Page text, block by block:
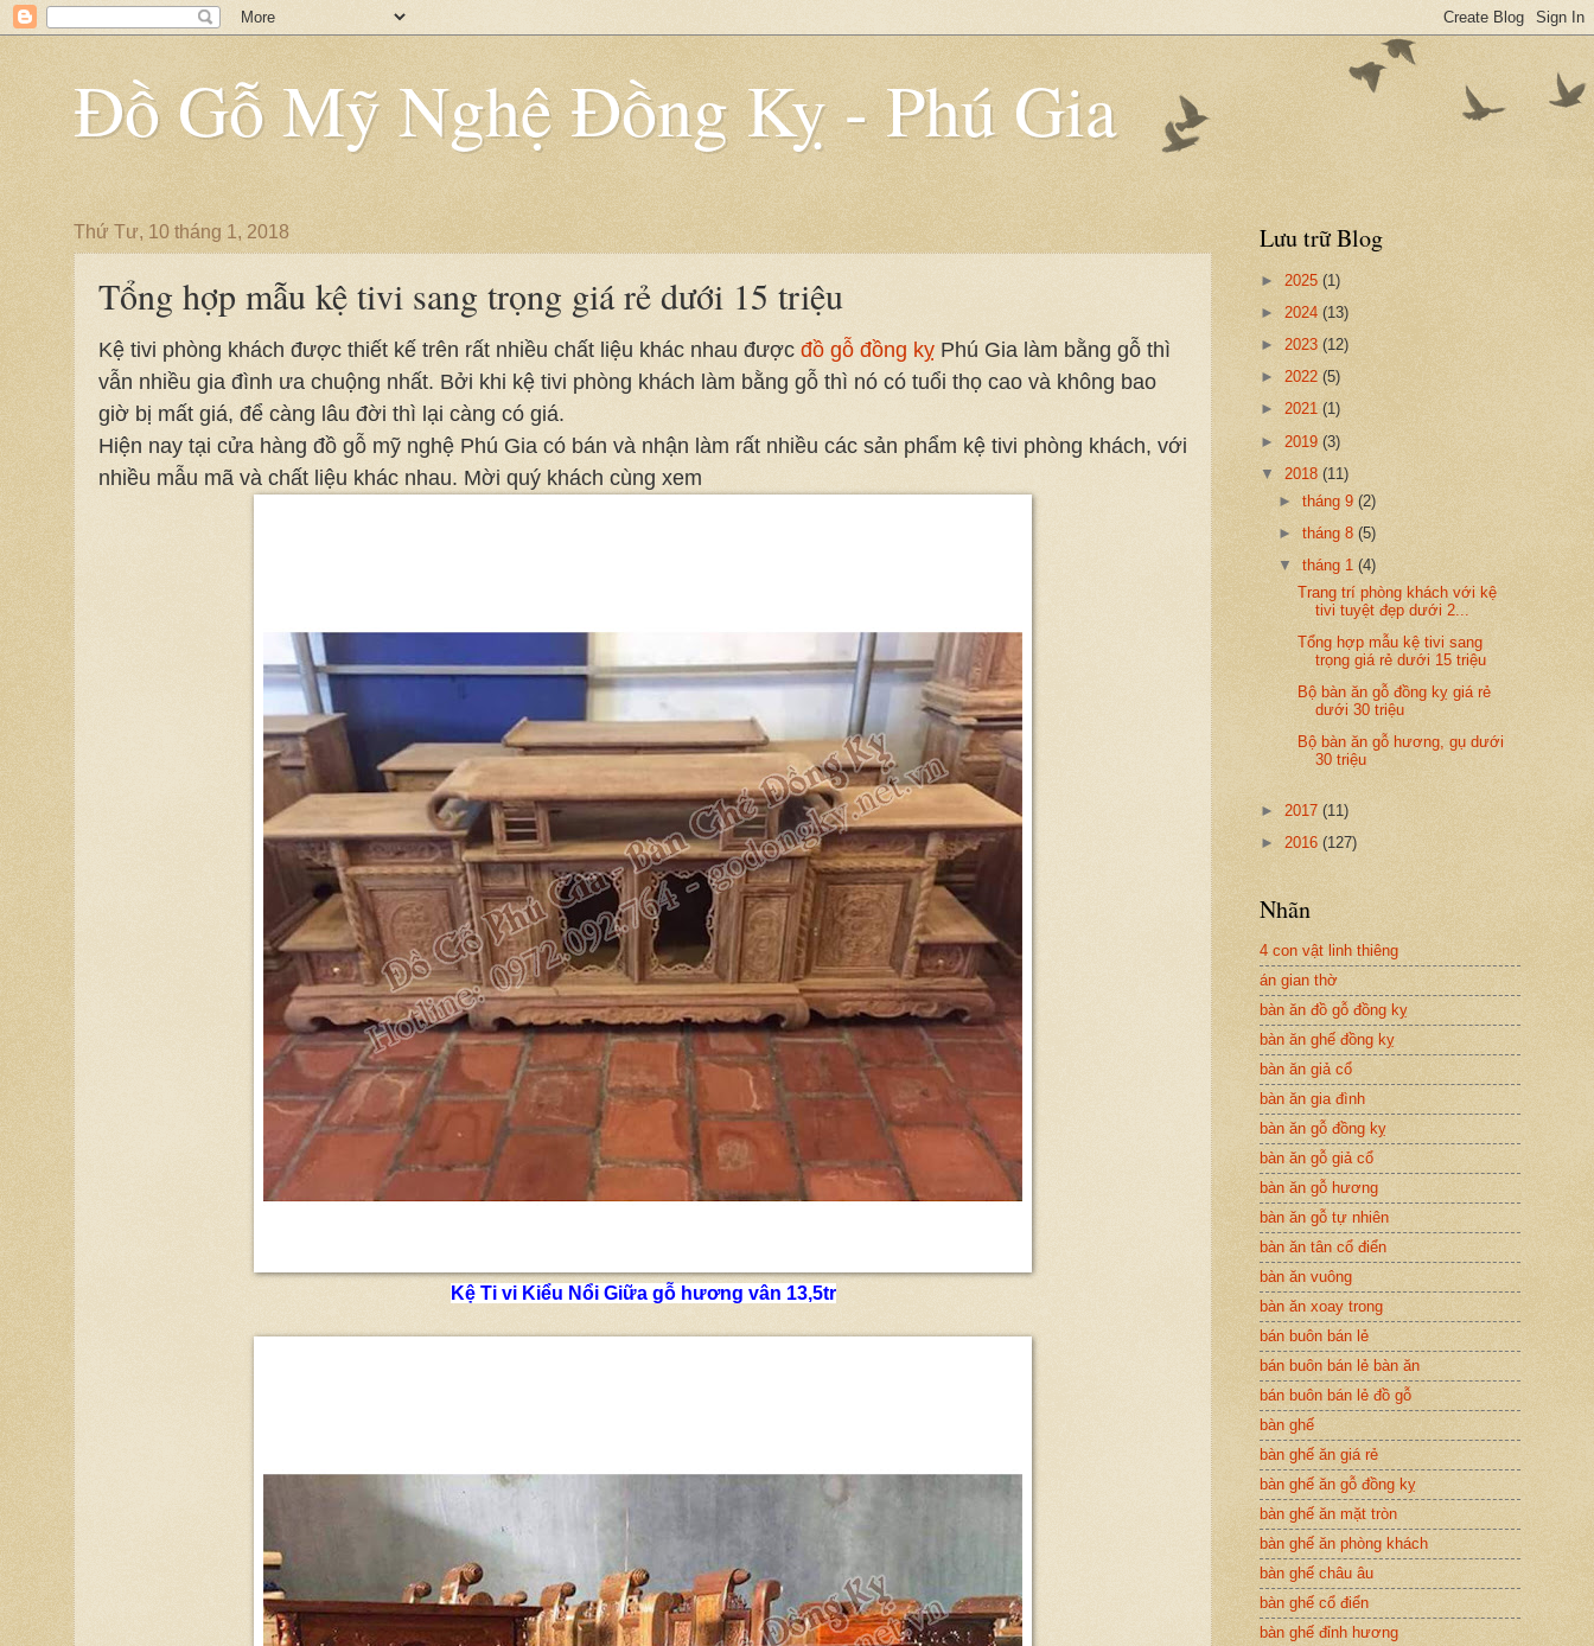
Đồ Gỗ Mỹ Nghệ Đồng Kỵ - Phú Gia
Thứ Tư, 10 tháng 1, 2018
Tổng hợp mẫu kệ tivi sang trọng giá rẻ dưới 15 triệu
Kệ tivi phòng khách được thiết kế trên rất nhiều chất liệu khác nhau được đồ gỗ đồng kỵ Phú Gia làm bằng gỗ thì
vẫn nhiều gia đình ưa chuộng nhất. Bởi khi kệ tivi phòng khách làm bằng gỗ thì nó có tuổi thọ cao và không bao
giờ bị mất giá, để càng lâu đời thì lại càng có giá.
Hiện nay tại cửa hàng đồ gỗ mỹ nghệ Phú Gia có bán và nhận làm rất nhiều các sản phẩm kệ tivi phòng khách, với
nhiều mẫu mã và chất liệu khác nhau. Mời quý khách cùng xem
Kệ Ti vi Kiểu Nổi Giữa gỗ hương vân 13,5tr
Lưu trữ Blog
► 2025 (1)
► 2024 (13)
► 2023 (12)
► 2022 (5)
► 2021 (1)
► 2019 (3)
▼ 2018 (11)
►tháng 9(2)
►tháng 8(5)
▼tháng 1(4)
Trang trí phòng khách với kệ
tivi tuyệt đẹp dưới 2...
Tổng hợp mẫu kệ tivi sang
trọng giá rẻ dưới 15 triệu
Bộ bàn ăn gỗ đồng kỵ giá rẻ
dưới 30 triệu
Bộ bàn ăn gỗ hương, gụ dưới
30 triệu
► 2017 (11)
► 2016 (127)
Nhãn
4 con vật linh thiêng
án gian thờ
bàn ăn đồ gỗ đồng kỵ
bàn ăn ghế đồng kỵ
bàn ăn giả cổ
bàn ăn gia đình
bàn ăn gỗ đồng kỵ
bàn ăn gỗ giả cổ
bàn ăn gỗ hương
bàn ăn gỗ tự nhiên
bàn ăn tân cổ điển
bàn ăn vuông
bàn ăn xoay trong
bán buôn bán lẻ
bán buôn bán lẻ bàn ăn
bán buôn bán lẻ đồ gỗ
bàn ghế
bàn ghế ăn giá rẻ
bàn ghế ăn gỗ đồng kỵ
bàn ghế ăn mặt tròn
bàn ghế ăn phòng khách
bàn ghế châu âu
bàn ghế cổ điển
bàn ghế đỉnh hương